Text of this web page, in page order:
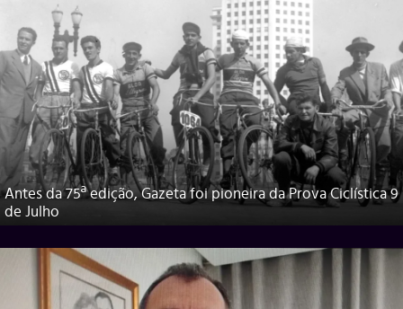
Antes da 75ª edição, Gazeta foi pioneira da Prova Ciclística 9
de Julho